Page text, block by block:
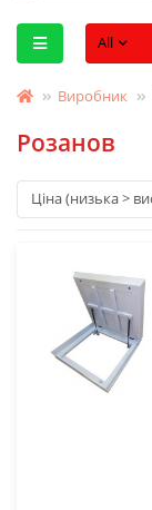
All
Виробник
Розанов